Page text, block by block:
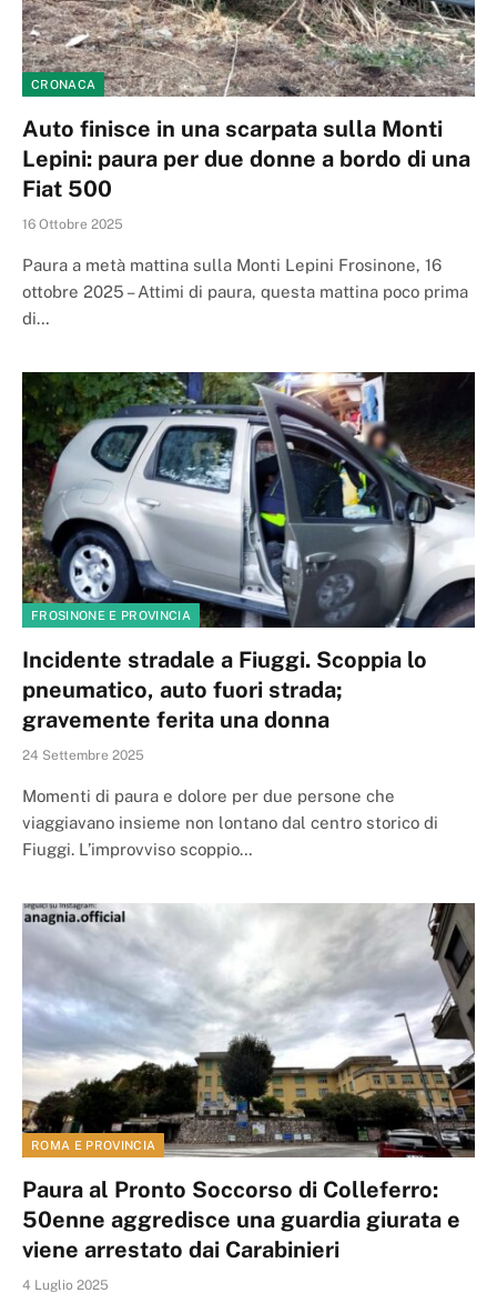
CRONACA
Auto finisce in una scarpata sulla Monti
Lepini: paura per due donne a bordo di una
Fiat 500
16 Ottobre 2025
Paura a metà mattina sulla Monti Lepini Frosinone, 16
ottobre 2025 – Attimi di paura, questa mattina poco prima
di…
FROSINONE E PROVINCIA
Incidente stradale a Fiuggi. Scoppia lo
pneumatico, auto fuori strada;
gravemente ferita una donna
24 Settembre 2025
Momenti di paura e dolore per due persone che
viaggiavano insieme non lontano dal centro storico di
Fiuggi. L’improvviso scoppio…
ROMA E PROVINCIA
Paura al Pronto Soccorso di Colleferro:
50enne aggredisce una guardia giurata e
viene arrestato dai Carabinieri
4 Luglio 2025